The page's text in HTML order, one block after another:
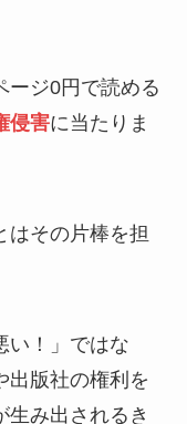
ージ0円で読める
侵害に当たりま
はその片棒を担
い！」ではな
出版社の権利を
生み出されるき